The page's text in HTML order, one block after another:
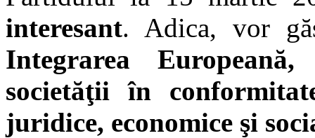
interesant. Adica, vor
Integrarea
societăţii în
juridice, economice şi